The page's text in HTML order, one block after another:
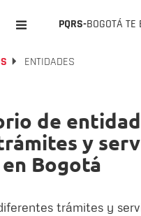
PQRS-BOGOTÁ TE
ENTIDADES
de
y
Bogotá
trámites y